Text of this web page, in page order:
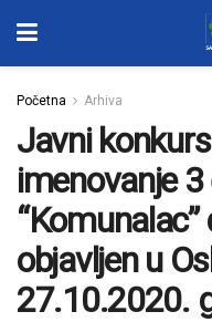
Početna Arhiva
Javni
imenovanje
objavljen u
27.10.2020.